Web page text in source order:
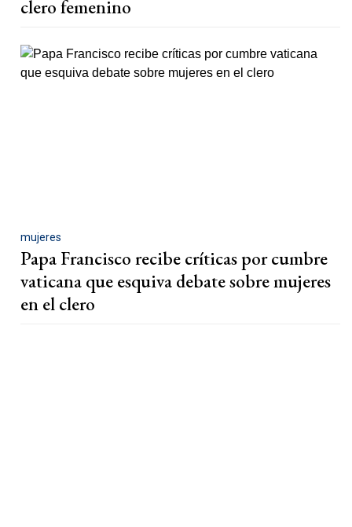
clero femenino
mujeres
Papa Francisco recibe críticas por cumbre
vaticana que esquiva debate sobre mujeres
en el clero